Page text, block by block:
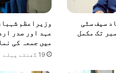
کیلئے سویڈن
سیف سٹی
منصوبہ 30 ستمبر تک مکمل
وزیراعظم
عہد اور صدر
میں جمعہ کی
19 گھنٹے پہلے